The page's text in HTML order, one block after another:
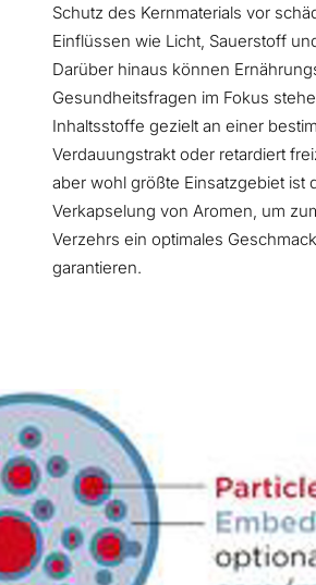
Schutz des Kernmaterials vor
Einflüssen wie Licht, Sauerstoff
Darüber hinaus können
Gesundheitsfragen im Fokus
Inhaltsstoffe gezielt an einer
Verdauungstrakt oder retardiert
aber wohl größte Einsatzgebiet ist
Verkapselung von Aromen, um
Verzehrs ein optimales
garantieren.